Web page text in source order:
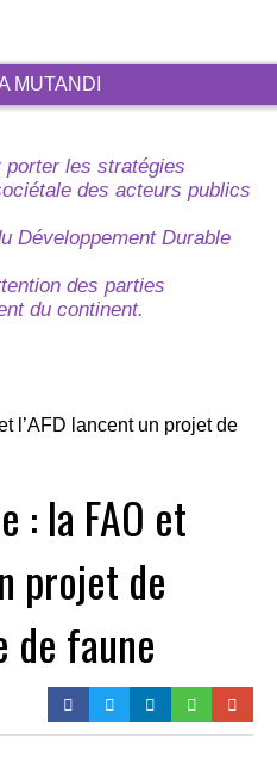
porter les stratégies
des acteurs publics
Développement Durable
des parties
du continent.
: la FAO et
projet de
de faune